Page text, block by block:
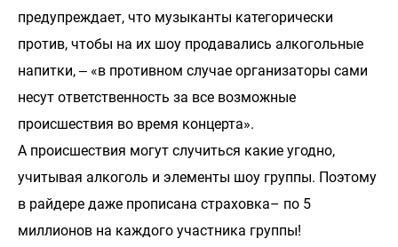
предупреждает, что музыканты категорически
против, чтобы на их шоу продавались алкогольные
напитки, ‒ «в противном случае организаторы сами
несут ответственность за все возможные
происшествия во время концерта».
А происшествия могут случиться какие угодно,
учитывая алкоголь и элементы шоу группы. Поэтому
в райдере даже прописана страховка– по 5
миллионов на каждого участника группы!